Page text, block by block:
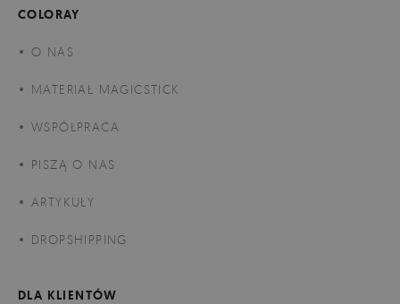
COLORAY
O NAS
MATERIAŁ MAGICSTICK
WSPÓŁPRACA
PISZĄ O NAS
ARTYKUŁY
DROPSHIPPING
DLA KLIENTÓW